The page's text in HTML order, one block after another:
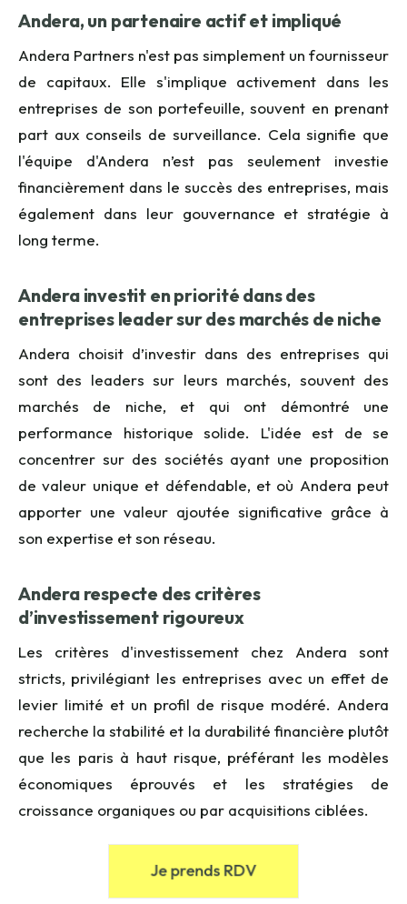
Andera, un partenaire actif et impliqué
Andera Partners n'est pas simplement un fournisseur
de capitaux. Elle s'implique activement dans les
entreprises de son portefeuille, souvent en prenant
part aux conseils de surveillance. Cela signifie que
l'équipe d'Andera n’est pas seulement investie
financièrement dans le succès des entreprises, mais
également dans leur gouvernance et stratégie à
long terme.
Andera investit en priorité dans des
entreprises leader sur des marchés de niche
Andera choisit d’investir dans des entreprises qui
sont des leaders sur leurs marchés, souvent des
marchés de niche, et qui ont démontré une
performance historique solide. L'idée est de se
concentrer sur des sociétés ayant une proposition
de valeur unique et défendable, et où Andera peut
apporter une valeur ajoutée significative grâce à
son expertise et son réseau.
Andera respecte des critères
d’investissement rigoureux
Les critères d'investissement chez Andera sont
stricts, privilégiant les entreprises avec un effet de
levier limité et un profil de risque modéré. Andera
recherche la stabilité et la durabilité financière plutôt
que les paris à haut risque, préférant les modèles
économiques éprouvés et les stratégies de
croissance organiques ou par acquisitions ciblées.